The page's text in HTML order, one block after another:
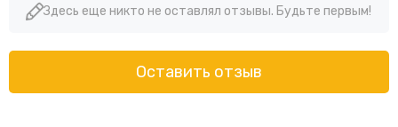
Здесь еще никто не оставлял отзывы. Будьте первым!
Оставить отзыв